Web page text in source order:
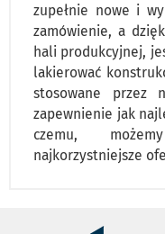
zupełnie nowe i
zamówienie, a
hali produkcyjnej,
lakierować
stosowane przez
zapewnienie jak
czemu,
najkorzystniejsze